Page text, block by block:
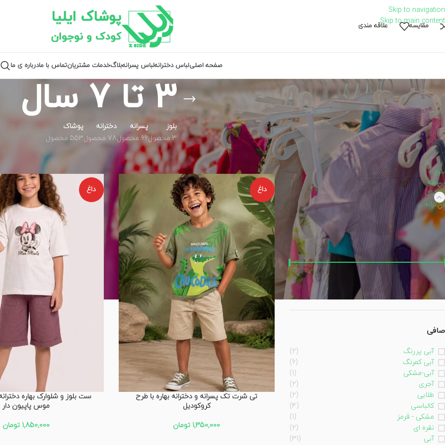
Skip to navigation
Skip to main content
مقايسه علاقه مندی
صفحه اصلیلباس دخترانهلباس پسرانهبلاگخدمات مشتریانتماس با مادرباره ی ما
3 تا 7 سال
بلوز
3 محصول
پسرانه
66 محصول
دخترانه
78 محصول
پوشاک
553 محصول
دسته‌های محصولات
بلوز
پسرانه
پوشاک
دخترانه
فیلتر براساس قیمت:
صافی قيمت: 1,960,000 تومان
صافی
آبی پررنگ
(2)
آبی کمرنگ
(6)
آبی-مشکی
(1)
آجری
(2)
طلایی
(2)
کالباسی
(4)
مشکی - قرمز
(1)
نقره ای
(2)
آبی
(31)
خانه پوشاک دخترانه 3 تا 7 سال
داغ
تی شرت تک پسرانه و دخترانه بهاره با طرح
کروکودیل
1,350,000 تومان
داغ
ست بلوز و شلوارک بهاره
موس پاپیون دار
1,850,000 تومان